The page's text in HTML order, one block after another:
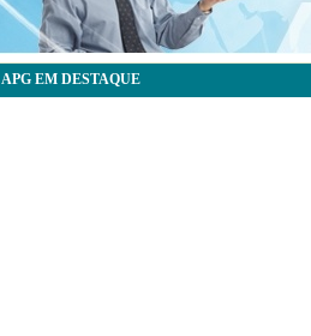
APG EM DESTAQUE